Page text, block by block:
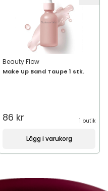
Beauty Flow
Make Up Band Taupe 1 stk.
86 kr 1 butik
Lägg i varukorg